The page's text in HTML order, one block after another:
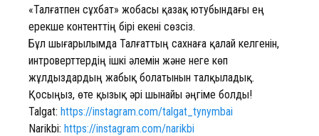
«Талғатпен сұхбат» жобасы қазақ ютубындағы ең
ерекше контенттің бірі екені сөзсіз.
Бұл шығарылымда Талғаттың сахнаға қалай келгенін,
интроверттердің ішкі әлемін және неге көп
жұлдыздардың жабық болатынын талқыладық.
Қосыңыз, өте қызық әрі шынайы әңгіме болды!
Talgat: https://instagram.com/talgat_tynymbai
Narikbi: https://instagram.com/narikbi